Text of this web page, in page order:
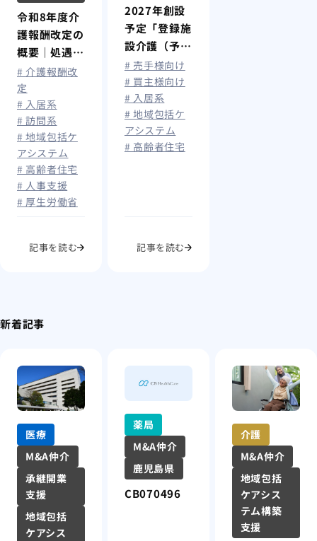
令和8年度介
護報酬改定の
概要｜処遇改
善加算拡充で
最大月額1.9
万円賃上げ、
算定要件を解
説
# 介護報酬改
定
# 入居系
# 訪問系
# 地域包括ケ
アシステム
# 高齢者住宅
# 人事支援
# 厚生労働省
記事を読む
2027年創設
予定「登録施
設介護（予
防）支援」と
は？住宅型有
料老人ホーム
の今後と影響
も解説
# 売手様向け
# 買主様向け
# 入居系
# 地域包括ケ
アシステム
# 高齢者住宅
記事を読む
新着記事
医療
M&A仲介
承継開業
支援
地域包括
ケアシス
薬局
M&A仲介
鹿児島県
CB070496
介護
M&A仲介
地域包括
ケアシス
テム構築
支援